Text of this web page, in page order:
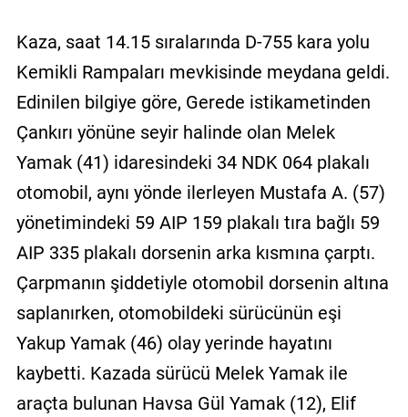
Kaza, saat 14.15 sıralarında D-755 kara yolu
Kemikli Rampaları mevkisinde meydana geldi.
Edinilen bilgiye göre, Gerede istikametinden
Çankırı yönüne seyir halinde olan Melek
Yamak (41) idaresindeki 34 NDK 064 plakalı
otomobil, aynı yönde ilerleyen Mustafa A. (57)
yönetimindeki 59 AIP 159 plakalı tıra bağlı 59
AIP 335 plakalı dorsenin arka kısmına çarptı.
Çarpmanın şiddetiyle otomobil dorsenin altına
saplanırken, otomobildeki sürücünün eşi
Yakup Yamak (46) olay yerinde hayatını
kaybetti. Kazada sürücü Melek Yamak ile
araçta bulunan Havsa Gül Yamak (12), Elif